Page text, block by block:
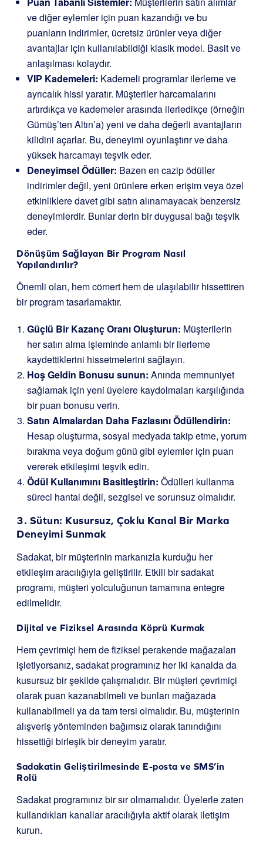
ve diğer eylemler için puan kazandığı ve bu
puanların indirimler, ücretsiz ürünler veya diğer
avantajlar için kullanılabildiği klasik model. Basit ve
anlaşılması kolaydır.
VIP Kademeleri: Kademeli programlar ilerleme ve
ayrıcalık hissi yaratır. Müşteriler harcamalarını
artırdıkça ve kademeler arasında ilerledikçe (örneğin
Gümüş’ten Altın’a) yeni ve daha değerli avantajların
kilidini açarlar. Bu, deneyimi oyunlaştırır ve daha
yüksek harcamayı teşvik eder.
Deneyimsel Ödüller: Bazen en cazip ödüller
indirimler değil, yeni ürünlere erken erişim veya özel
etkinliklere davet gibi satın alınamayacak benzersiz
deneyimlerdir. Bunlar derin bir duygusal bağı teşvik
eder.
Dönüşüm Sağlayan Bir Program Nasıl
Yapılandırılır?
Önemli olan, hem cömert hem de ulaşılabilir hissettiren
bir program tasarlamaktır.
Güçlü Bir Kazanç Oranı Oluşturun: Müşterilerin
her satın alma işleminde anlamlı bir ilerleme
kaydettiklerini hissetmelerini sağlayın.
Hoş Geldin Bonusu sunun: Anında memnuniyet
sağlamak için yeni üyelere kaydolmaları karşılığında
bir puan bonusu verin.
Satın Almalardan Daha Fazlasını Ödüllendirin:
Hesap oluşturma, sosyal medyada takip etme, yorum
bırakma veya doğum günü gibi eylemler için puan
vererek etkileşimi teşvik edin.
Ödül Kullanımını Basitleştirin: Ödülleri kullanma
süreci hantal değil, sezgisel ve sorunsuz olmalıdır.
3. Sütun: Kusursuz, Çoklu Kanal Bir Marka
Deneyimi Sunmak
Sadakat, bir müşterinin markanızla kurduğu her
etkileşim aracılığıyla geliştirilir. Etkili bir sadakat
programı, müşteri yolculuğunun tamamına entegre
edilmelidir.
Dijital ve Fiziksel Arasında Köprü Kurmak
Hem çevrimiçi hem de fiziksel perakende mağazaları
işletiyorsanız, sadakat programınız her iki kanalda da
kusursuz bir şekilde çalışmalıdır. Bir müşteri çevrimiçi
olarak puan kazanabilmeli ve bunları mağazada
kullanabilmeli ya da tam tersi olmalıdır. Bu, müşterinin
alışveriş yönteminden bağımsız olarak tanındığını
hissettiği birleşik bir deneyim yaratır.
Sadakatin Geliştirilmesinde E-posta ve SMS’in
Rolü
Sadakat programınız bir sır olmamalıdır. Üyelerle zaten
kullandıkları kanallar aracılığıyla aktif olarak iletişim
kurun.